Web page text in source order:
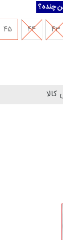
چنده؟
43
44
45